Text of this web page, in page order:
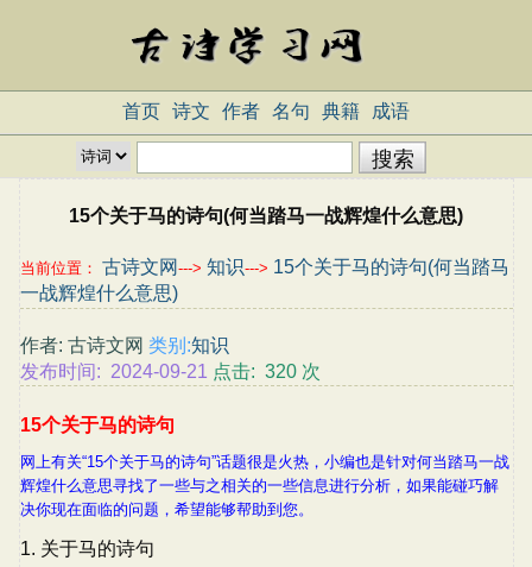
首页 诗文 作者 名句 典籍 成语
15个关于马的诗句(何当踏马一战辉煌什么意思)
当前位置： 古诗文网 ---> 知识---> 15个关于马的诗句(何当踏马
一战辉煌什么意思)
作者: 古诗文网 类别:知识
发布时间: 2024-09-21 点击: 320 次
15个关于马的诗句
网上有关“15个关于马的诗句”话题很是火热，小编也是针对何当踏马一战
辉煌什么意思寻找了一些与之相关的一些信息进行分析，如果能碰巧解
决你现在面临的问题，希望能够帮助到您。
1. 关于马的诗句